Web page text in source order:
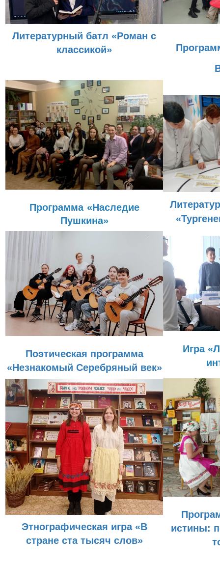
Литературный батл «Роман с
классикой»
Программа «Наследие
Пушкина»
Поэтическая программа
«Незнакомый Серебряный век»
Игра
Этнографическая игра «В
стране ста тысяч слов»
истины: